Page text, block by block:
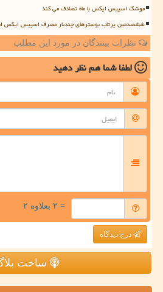
موشک اسپیس ایکس با ماه تصادف می کند
ششصدمین پرتاب بوسترهای چندبار مصرف اسپیس ایکس
نظرات بینندگان در مورد این مطلب
لطفا شما همنظر دهید
= ۲ بعلاوه ۲
درج دیدگاه
ساخت